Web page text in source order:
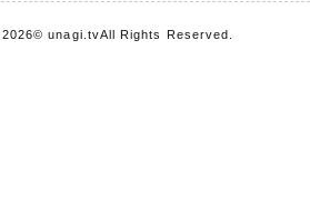
© unagi.tvAll Rights Reserved.